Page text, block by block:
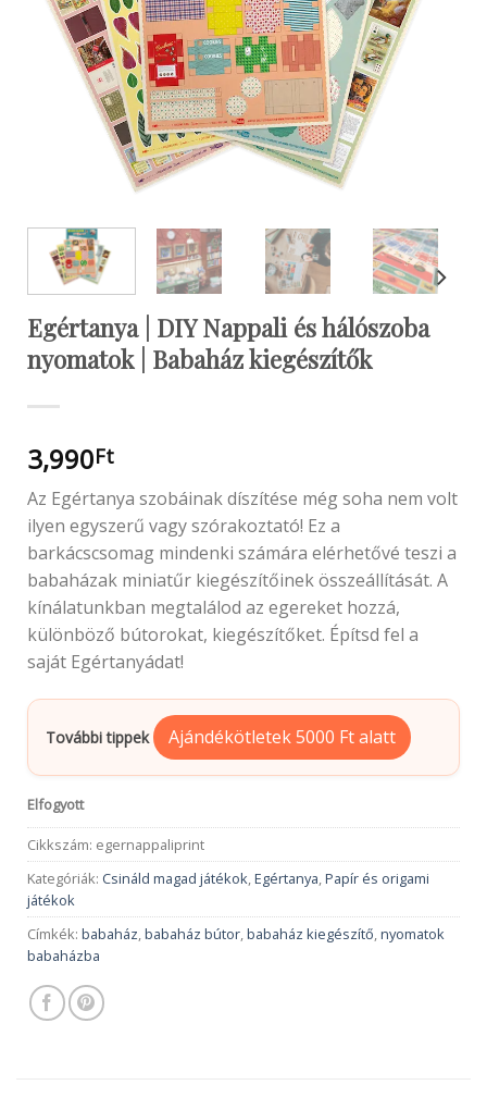
Egértanya | DIY Nappali és hálószoba
nyomatok | Babaház kiegészítők
3,990Ft
Az Egértanya szobáinak díszítése még soha nem volt
ilyen egyszerű vagy szórakoztató! Ez a
barkácscsomag mindenki számára elérhetővé teszi a
babaházak miniatűr kiegészítőinek összeállítását. A
kínálatunkban megtalálod az egereket hozzá,
különböző bútorokat, kiegészítőket. Építsd fel a
saját Egértanyádat!
További tippek Ajándékötletek 5000 Ft alatt
Elfogyott
Cikkszám: egernappaliprint
Kategóriák: Csináld magad játékok Egértanya Papír és origami
játékok
Címkék: babaház babaház bútor babaház kiegészítő nyomatok
babaházba